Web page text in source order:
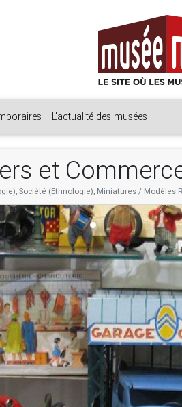
L'actualité des musées
et
Société (Ethnologie), Miniatures /